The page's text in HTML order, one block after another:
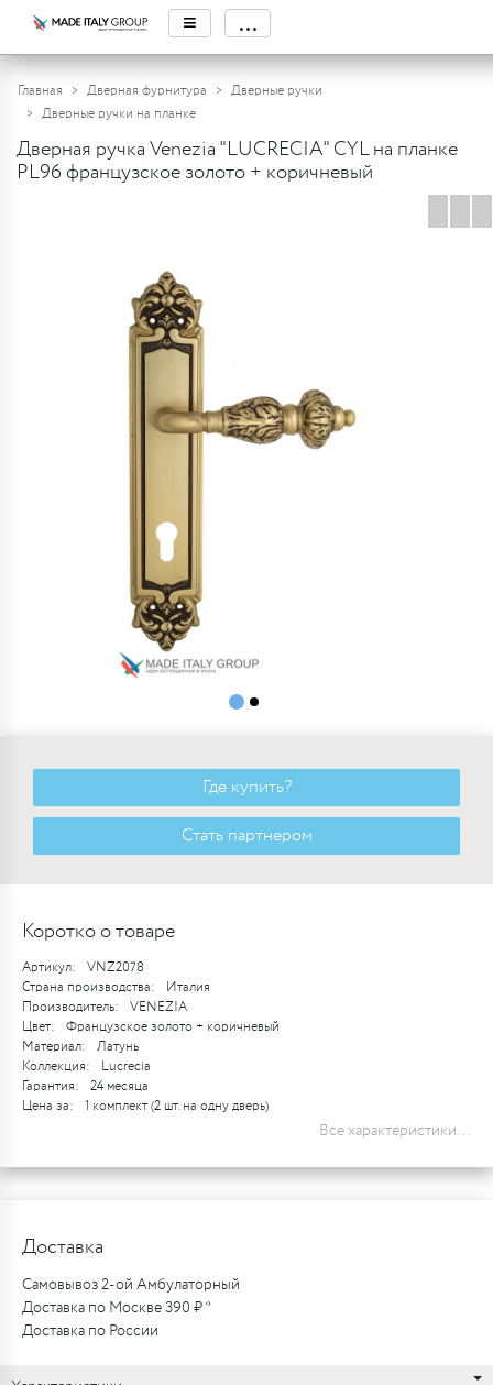
≡ ...
Главная Дверная фурнитура
Дверные ручки
Дверные ручки на планке
Дверная ручка Venezia "LUCRECIA" CYL на планке
PL96 французское золото + коричневый
Где купить?
Стать партнером
Коротко о товаре
Артикул:
VNZ2078
Страна производства:
Италия
Производитель:
VENEZIA
Цвет:
Французское золото + коричневый
Материал:
Латунь
Коллекция:
Lucrecia
Гарантия:
24 месяца
Цена за:
1 комплект (2 шт. на одну дверь)
Все характеристики...
Доставка
Самовывоз 2-ой Амбулаторный
Доставка по Москве 390 ₽ *
Доставка по России